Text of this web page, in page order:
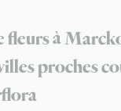
fleurs à
proches